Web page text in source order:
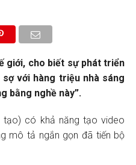
giới, cho biết sự phát triển
với hàng triệu nhà sáng
bằng nghề này”.
tạo) có khả năng tạo video
mô tả ngắn gọn đã tiến bộ